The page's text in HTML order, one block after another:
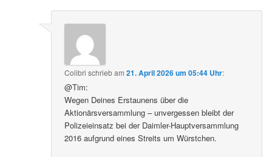
Colibri schriebam21. April 2026 um 05:44 Uhr:
@Tim:
Wegen Deines Erstaunens über die
Aktionärsversammlung – unvergessen bleibt der
Polizeieinsatz bei der Daimler-Hauptversammlung
2016 aufgrund eines Streits um Würstchen.